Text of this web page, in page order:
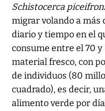
Schistocerca
migrar volando a más
diario y tiempo en el
consume entre el 70 y
material fresco, con
de individuos (80
cuadrado), es decir,
alimento verde por